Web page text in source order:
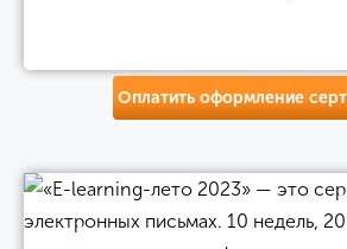
Оплатить оформление